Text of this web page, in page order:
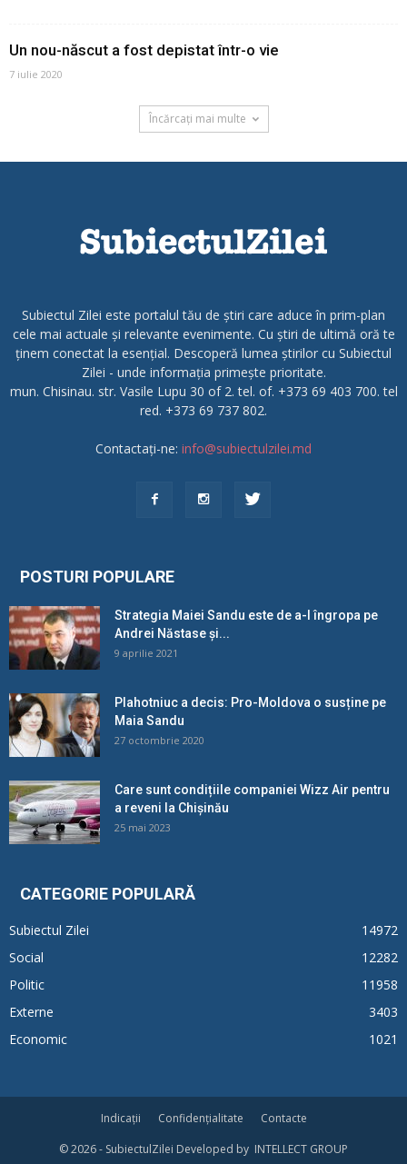
Un nou-născut a fost depistat într-o vie
7 iulie 2020
Încărcați mai multe
Subiectul Zilei este portalul tău de știri care aduce în prim-plan
cele mai actuale și relevante evenimente. Cu știri de ultimă oră te
ținem conectat la esențial. Descoperă lumea știrilor cu Subiectul
Zilei - unde informația primește prioritate.
mun. Chisinau. str. Vasile Lupu 30 of 2. tel. of. +373 69 403 700. tel
red. +373 69 737 802.
Contactați-ne: info@subiectulzilei.md
POSTURI POPULARE
Strategia Maiei Sandu este de a-l îngropa pe
Andrei Năstase și...
9 aprilie 2021
Plahotniuc a decis: Pro-Moldova o susține pe
Maia Sandu
27 octombrie 2020
Care sunt condițiile companiei Wizz Air pentru
a reveni la Chișinău
25 mai 2023
CATEGORIE POPULARĂ
Subiectul Zilei
14972
Social
12282
Politic
11958
Externe
3403
Economic
1021
Indicații Confidențialitate
Contacte
© 2026 - SubiectulZilei Developed by INTELLECT GROUP